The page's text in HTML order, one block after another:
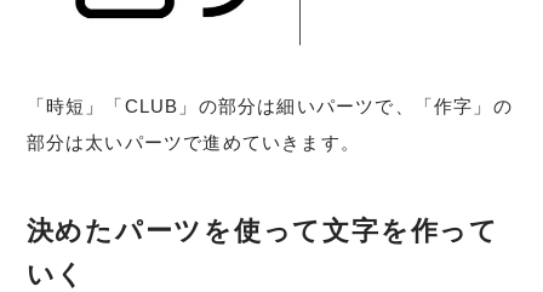
「時短」「CLUB」の部分は細いパーツで、「作字」の
部分は太いパーツで進めていきます。
決めたパーツを使って文字を作って
いく